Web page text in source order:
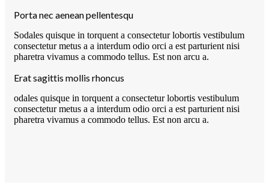
Porta nec aenean pellentesqu
Sodales quisque in torquent a consectetur lobortis vestibulum
consectetur metus a a interdum odio orci a est parturient nisi
pharetra vivamus a commodo tellus. Est non arcu a.
Erat sagittis mollis rhoncus
odales quisque in torquent a consectetur lobortis vestibulum
consectetur metus a a interdum odio orci a est parturient nisi
pharetra vivamus a commodo tellus. Est non arcu a.